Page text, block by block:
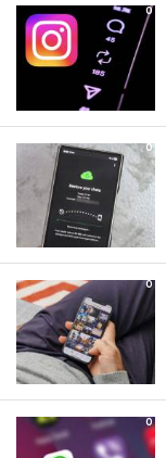
0
0
0
0